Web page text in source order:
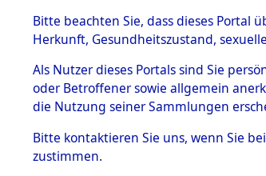
BESTÄNDE
Inhaftierungsdoku
mente
5. Verschiedenes
Todesmärsche
5.3.1 Alliierte
→
Bitte beachten Sie, dass dieses Portal
Herkunft, Gesundheitszustand,
Als Nutzer dieses Portals sind Sie
oder Betroffener sowie allgemein
die Nutzung seiner Sammlungen
Bitte kontaktieren Sie uns, wenn Sie
zustimmen.